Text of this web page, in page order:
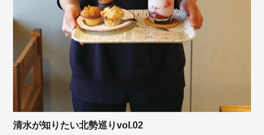
清水が知りたい北勢巡りvol.02